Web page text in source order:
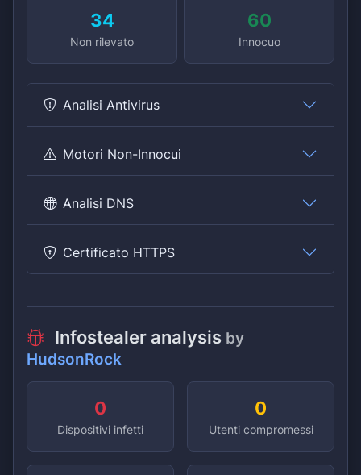
34
Non rilevato
60
Innocuo
Analisi Antivirus
Motori Non-Innocui
Analisi DNS
Certificato HTTPS
Infostealer analysis by
HudsonRock
0
Dispositivi infetti
0
Utenti compromessi